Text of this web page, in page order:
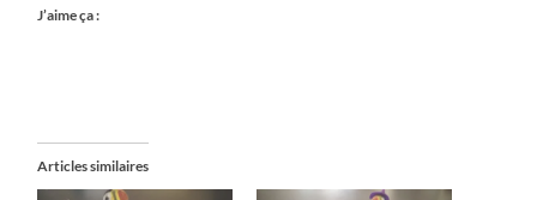
J’aime ça :
Articles similaires